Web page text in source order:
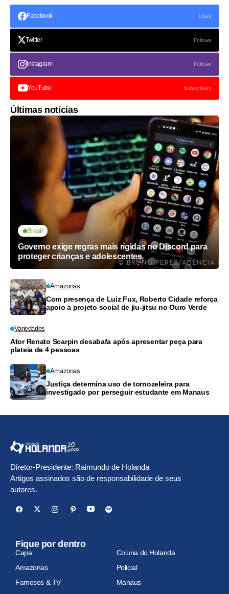
Facebook Likes
Twitter Follows
Instagram Follows
YouTube Subscribers
Últimas notícias
Brasil
Governo exige regras mais rígidas no Discord para
proteger crianças e adolescentes
Amazonas
Com presença de Luiz Fux, Roberto Cidade reforça
apoio a projeto social de jiu-jitsu no Ouro Verde
Variedades
Ator Renato Scarpin desabafa após apresentar peça para
plateia de 4 pessoas
Amazonas
Justiça determina uso de tornozeleira para
investigado por perseguir estudante em Manaus
Diretor-Presidente: Raimundo de Holanda
Artigos assinados são de responsabilidade de seus
autores.
Fique por dentro
Capa
Coluna do Holanda
Amazonas
Policial
Famosos & TV
Manaus